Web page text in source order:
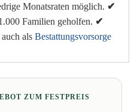
Monatsraten möglich. ✔
Familien geholfen. ✔
als Bestattungsvorsorge
ZUM FESTPREIS